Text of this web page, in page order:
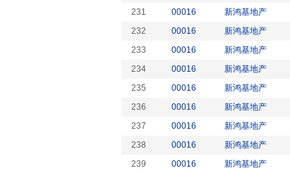
231
00016 新鸿基地产
232
00016 新鸿基地产
233
00016 新鸿基地产
234
00016 新鸿基地产
235
00016 新鸿基地产
236
00016 新鸿基地产
237
00016 新鸿基地产
238
00016 新鸿基地产
239
00016 新鸿基地产